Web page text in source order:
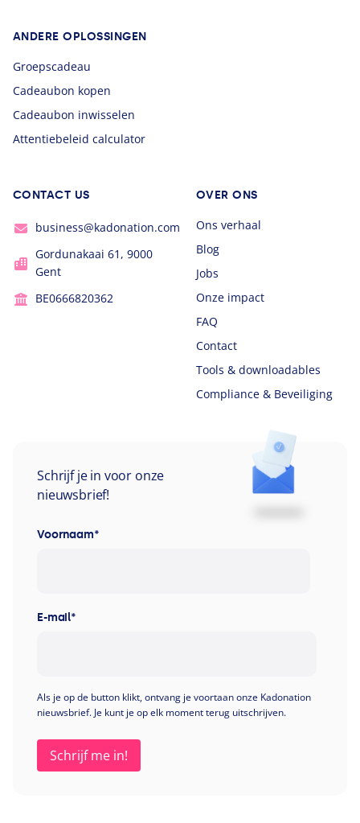
ANDERE OPLOSSINGEN
Groepscadeau
Cadeaubon kopen
Cadeaubon inwisselen
Attentiebeleid calculator
CONTACT US
business@kadonation.com
Gordunakaai 61, 9000
Gent
BE0666820362
OVER ONS
Ons verhaal
Blog
Jobs
Onze impact
FAQ
Contact
Tools & downloadables
Compliance & Beveiliging
Schrijf je in voor onze
nieuwsbrief!
Voornaam*
E-mail*
Als je op de button klikt, ontvang je voortaan onze Kadonation
nieuwsbrief. Je kunt je op elk moment terug uitschrijven.